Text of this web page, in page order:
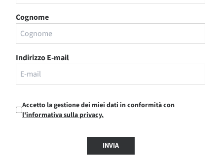
Cognome
Indirizzo E-mail
Accetto la gestione dei miei dati in conformità con
l'informativa sulla privacy.
INVIA